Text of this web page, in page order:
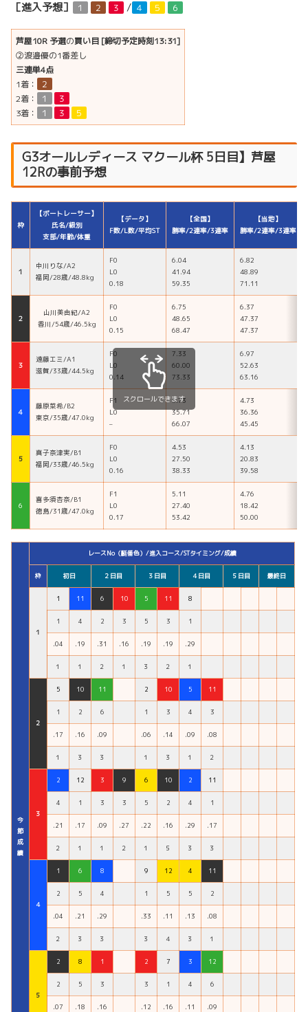
［進入予想］ １ ２ ３ / ４ ５ ６
芦屋10R 予選の買い目 [締切予定時刻13:31]
②渡邉優の1番差し
三連単4点
1着：
２
2着：
１
３
3着：
１ ３ ５
G3オールレディース マクール杯 5日目】芦屋
12Rの事前予想
枠
【ボートレーサー】
氏名/級別
支部/年齢/体重
【データ】
F数/L数/平均ST
【全国】
勝率/2連率/3連率
【当地】
勝率/2連率/3連率
１
中川りな/A2
福岡/28歳/48.8kg
F0
L0
0.18
6.04
41.94
59.35
6.82
48.89
71.11
２
山川美由紀/A2
香川/54歳/46.5kg
F0
L0
0.15
6.75
48.65
68.47
6.37
47.37
47.37
３
遠藤エミ/A1
滋賀/33歳/44.5kg
F0
L0
0.14
7.33
60.00
73.33
6.97
52.63
63.16
４
藤原菜希/B2
東京/35歳/47.0kg
F1
L0
–
5.73
35.71
66.07
4.73
36.36
45.45
５
真子奈津実/B1
福岡/33歳/46.5kg
F0
L0
0.16
4.53
27.50
38.33
4.13
20.83
39.58
６
喜多須杏奈/B1
徳島/31歳/47.0kg
F1
L0
0.17
5.11
27.40
53.42
4.76
18.42
50.00
スクロールできます
今
節
成
績
レースNo（艇番色）/進入コース/STタイミング/成績
枠 初日 ２日目 ３日目 ４日目 ５日目 最終日
１
1 11 6 10 5 11 8
1 4 2 3 5 3 1
.04 .19 .31 .16 .19 .19 .29
１ １ ２ １ ３ ２ １
２
5 10 11 2 10 5 11
1 2 6 1 3 4 3
.17 .16 .09 .06 .14 .09 .08
１ ３ ３ １ ３ １ ２
３
2 12 3 9 6 10 2 11
4 1 3 3 5 2 4 1
.21 .17 .09 .27 .22 .16 .29 .17
２ １ １ ２ １ ５ ３ ３
４
1 6 8 9 12 4 11
2 5 4 1 5 5 2
.04 .21 .29 .33 .11 .13 .08
２ ３ ３ ３ ４ ３ １
５
2 8 1 2 7 3 12
2 5 3 3 1 4 6
.07 .18 .16 .12 .16 .11 .09